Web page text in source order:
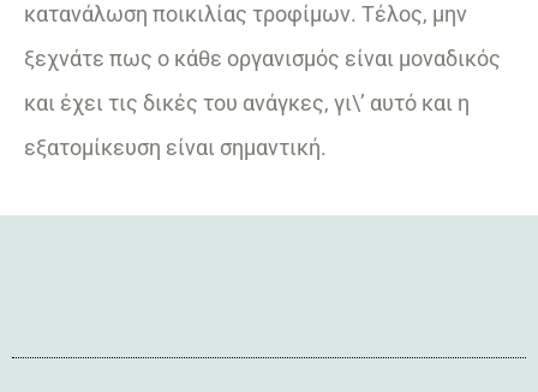
κατανάλωση ποικιλίας τροφίμων. Τέλος, μην
ξεχνάτε πως ο κάθε οργανισμός είναι μοναδικός
και έχει τις δικές του ανάγκες, γι\’ αυτό και η
εξατομίκευση είναι σημαντική.